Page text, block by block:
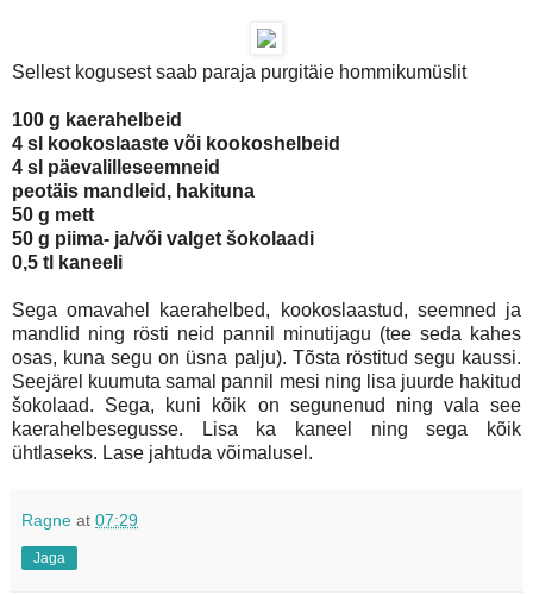
Sellest kogusest saab paraja purgitäie hommikumüslit
100 g kaerahelbeid
4 sl kookoslaaste või kookoshelbeid
4 sl päevalilleseemneid
peotäis mandleid, hakituna
50 g mett
50 g piima- ja/või valget šokolaadi
0,5 tl kaneeli
Sega omavahel kaerahelbed, kookoslaastud, seemned ja
mandlid ning rösti neid pannil minutijagu (tee seda kahes
osas, kuna segu on üsna palju). Tõsta röstitud segu kaussi.
Seejärel kuumuta samal pannil mesi ning lisa juurde hakitud
šokolaad. Sega, kuni kõik on segunenud ning vala see
kaerahelbesegusse. Lisa ka kaneel ning sega kõik
ühtlaseks. Lase jahtuda võimalusel.
Ragne at 07:29
Jaga